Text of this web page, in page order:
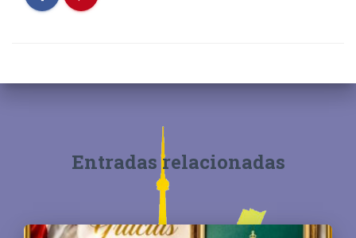
Entradas relacionadas